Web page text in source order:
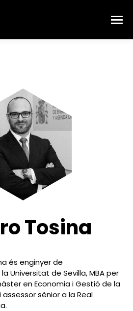
Tosina
és enginyer de
Universitat de Sevilla, MBA per
en Economia i Gestió de la
assessor sènior a la Real